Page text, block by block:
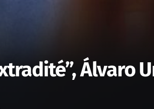
Álvaro